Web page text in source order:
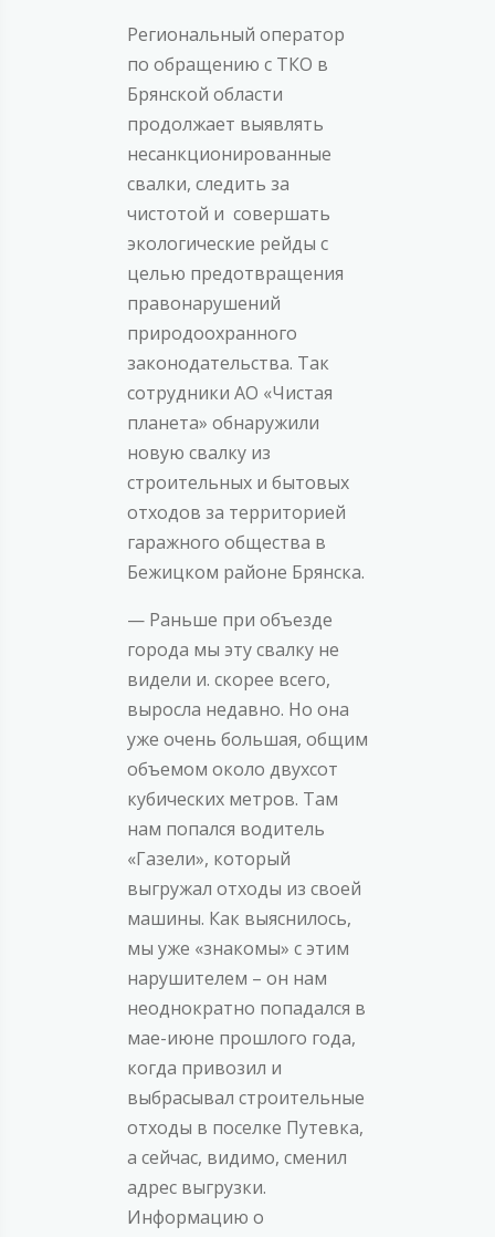
Региональный оператор
по обращению с ТКО в
Брянской области
продолжает выявлять
несанкционированные
свалки, следить за
чистотой и совершать
экологические рейды с
целью предотвращения
правонарушений
природоохранного
законодательства. Так
сотрудники АО «Чистая
планета» обнаружили
новую свалку из
строительных и бытовых
отходов за территорией
гаражного общества в
Бежицком районе Брянска.
— Раньше при объезде
города мы эту свалку не
видели и. скорее всего,
выросла недавно. Но она
уже очень большая, общим
объемом около двухсот
кубических метров. Там
нам попался водитель
«Газели», который
выгружал отходы из своей
машины. Как выяснилось,
мы уже «знакомы» с этим
нарушителем – он нам
неоднократно попадался в
мае-июне прошлого года,
когда привозил и
выбрасывал строительные
отходы в поселке Путевка,
а сейчас, видимо, сменил
адрес выгрузки.
Информацию о